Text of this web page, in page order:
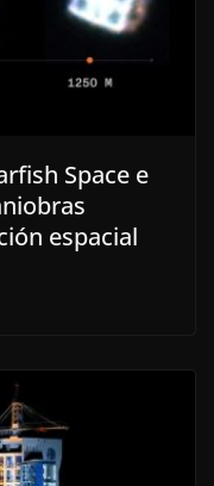
Space e
espacial